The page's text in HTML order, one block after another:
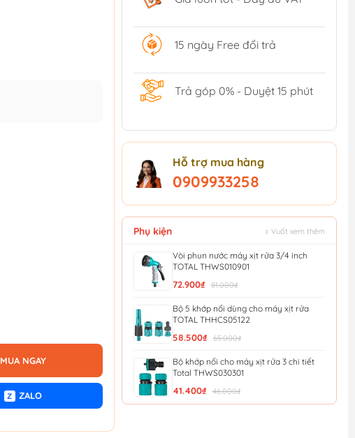
MUA NGAY
Z ZALO
15 ngày Free đổi trả
Trả góp 0% - Duyệt 15 phút
Hỗ trợ mua hàng
0909933258
Phụ kiện ↕ Vuốt xem thêm
Vòi phun nước máy xịt rửa 3/4 inch
TOTAL THWS010901
72.900₫ 81.000₫
Bộ 5 khớp nối dùng cho máy xịt rửa
TOTAL THHCS05122
58.500₫ 65.000₫
Bộ khớp nối cho máy xịt rửa 3 chi tiết
Total THWS030301
41.400₫ 46.000₫